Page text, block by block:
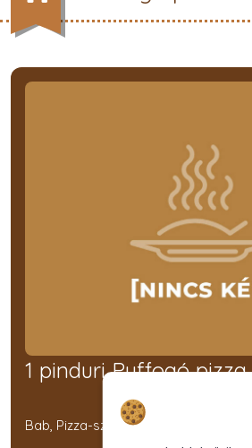
1 pinduri Puffogó pizza
Bab, Pizza-szósz, SAJT, Sonka,